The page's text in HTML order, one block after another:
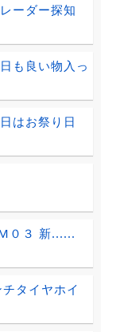
ーダー探知
も良い物入っ
はお祭り日
０３ 新......
タイヤホイ